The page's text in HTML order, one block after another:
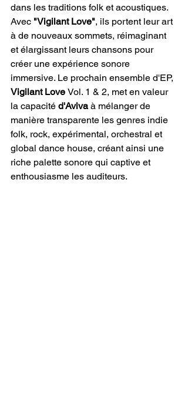
dans les traditions folk et acoustiques.
Avec "Vigilant Love", ils portent leur art
à de nouveaux sommets, réimaginant
et élargissant leurs chansons pour
créer une expérience sonore
immersive. Le prochain ensemble d'EP,
Vigilant Love Vol. 1 & 2, met en valeur
la capacité d'Aviva à mélanger de
manière transparente les genres indie
folk, rock, expérimental, orchestral et
global dance house, créant ainsi une
riche palette sonore qui captive et
enthousiasme les auditeurs.